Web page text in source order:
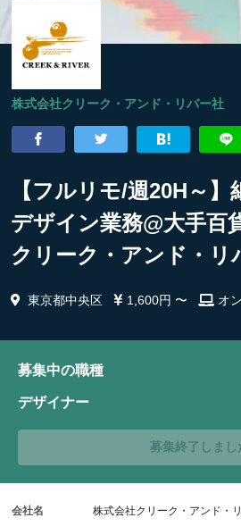
株式会社クリーク・アンド・リバー社
【フルリモ/週20H～
デザイン業務@大手百
クリーク・アンド・リ
東京都中央区 1,600円 〜 オ
募集中の職種
デザイナー
募集終了しまし
会社名 株式会社クリーク・アンド・